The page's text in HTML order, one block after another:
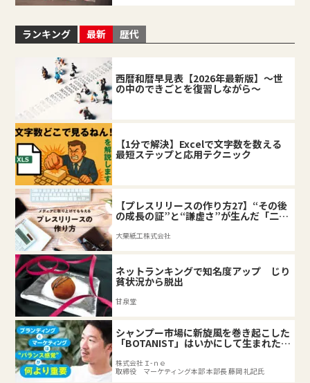
ランキング 最新 歴代
西暦和暦早見表【2026年最新版】～世
の中のできごとを復習しながら～
【1分で解決】Excelで文字数を数える
最短ステップと応用テクニック
【プレスリリースの作り方27】“その後
の成長の証”と“謙虚さ”が生んだ「二匹
目のドジョウ」
大栗紙工株式会社
ネットランキングで知名度アップ じり
貧状況から脱出
甘泉堂
シャンプー市場に新旋風を巻き起こした
「BOTANIST」はいかにして生まれたの
株式会社Ｉ-ｎｅ
取締役 マーケティング本部 本部長 藤岡 礼記氏